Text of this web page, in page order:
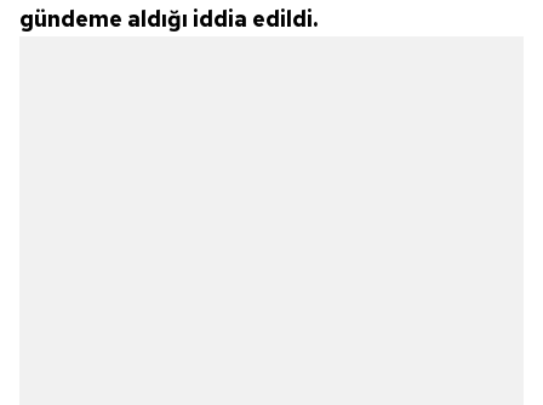
gündeme aldığı iddia edildi.